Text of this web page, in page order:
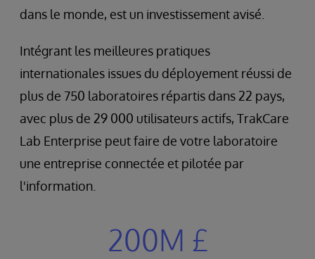
dans le monde, est un investissement avisé.
Intégrant les meilleures pratiques
internationales issues du déployement réussi de
plus de 750 laboratoires répartis dans 22 pays,
avec plus de 29 000 utilisateurs actifs, TrakCare
Lab Enterprise peut faire de votre laboratoire
une entreprise connectée et pilotée par
l'information.
200M £